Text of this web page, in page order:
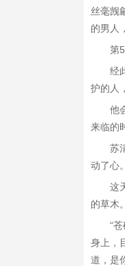
丝毫觊
的男人
第
经
护的人
他
来临的
苏
动了心
这
的草木
“
身上，
道，是